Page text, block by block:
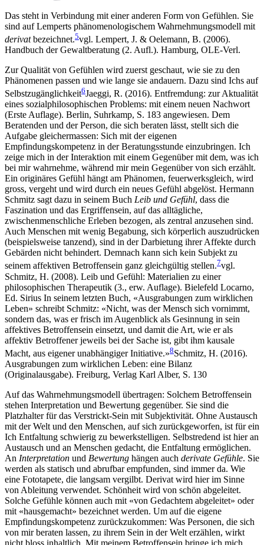
Das steht in Verbindung mit einer anderen Form von Gefühlen. Sie
sind auf Lemperts phänomenologischem Wahrnehmungsmodell mit
derivatbezeichnet.5vgl. Lempert, J. & Oelemann, B. (2006).
Handbuch der Gewaltberatung (2. Aufl.). Hamburg, OLE-Verl.
Zur Qualität von Gefühlen wird zuerst geschaut, wie sie zu den
Phänomenen passen und wie lange sie andauern. Dazu sind Ichs auf
Selbstzugänglichkeit6Jaeggi, R. (2016). Entfremdung: zur Aktualität
eines sozialphilosophischen Problems: mit einem neuen Nachwort
(Erste Auflage). Berlin, Suhrkamp, S. 183 angewiesen. Dem
Beratenden und der Person, die sich beraten lässt, stellt sich die
Aufgabe gleichermassen: Sich mit der eigenen
Empfindungskompetenz in der Beratungsstunde einzubringen. Ich
zeige mich in der Interaktion mit einem Gegenüber mit dem, was ich
bei mir wahrnehme, während mir mein Gegenüber von sich erzählt.
Ein originäres Gefühl hängt am Phänomen, feuerwerksgleich, wird
gross, vergeht und wird durch ein neues Gefühl abgelöst. Hermann
Schmitz sagt dazu in seinem Buch Leib und Gefühl, dass die
Faszination und das Ergriffensein, auf das alltägliche,
zwischenmenschliche Erleben bezogen, als zentral anzusehen sind.
Auch Menschen mit wenig Begabung, sich körperlich auszudrücken
(beispielsweise tanzend), sind in der Darbietung ihrer Affekte durch
Gebärden nicht behindert. Demnach kann sich kein Subjekt zu
seinem affektiven Betroffensein ganz gleichgültig stellen.7vgl.
Schmitz, H. (2008). Leib und Gefühl: Materialien zu einer
philosophischen Therapeutik (3., erw. Auflage). Bielefeld Locarno,
Ed. Sirius In seinem letzten Buch, «Ausgrabungen zum wirklichen
Leben» schreibt Schmitz: «Nicht, was der Mensch sich vornimmt,
sondern das, was er frisch im Augenblick als Gesinnung in sein
affektives Betroffensein einsetzt, und damit die Art, wie er als
affektiv Betroffener jeweils bei der Sache ist, gibt ihm kausale
Macht, aus eigener unabhängiger Initiative.»8Schmitz, H. (2016).
Ausgrabungen zum wirklichen Leben: eine Bilanz
(Originalausgabe). Freiburg, Verlag Karl Alber, S. 130
Auf das Wahrnehmungsmodell übertragen: Solchem Betroffensein
stehen Interpretation und Bewertung gegenüber. Sie sind die
Platzhalter für das Verstrickt-Sein mit Subjektivität. Ohne Austausch
mit der Welt und den Menschen, auf sich zurückgeworfen, ist für ein
Ich Entfaltung schwierig zu bewerkstelligen. Selbstredend ist hier an
Austausch und an Menschen gedacht, die Entfaltung ermöglichen.
An Interpretation und Bewertung hängen auch derivate Gefühle. Sie
werden als statisch und abrufbar empfunden, sind immer da. Wie
eine Fototapete, die langsam vergilbt. Derivat wird hier im Sinne
von Ableitung verwendet. Schönheit wird von schön abgeleitet.
Solche Gefühle können auch mit «von Gedachtem abgeleitet» oder
mit «hausgemacht» bezeichnet werden. Um auf die eigene
Empfindungskompetenz zurückzukommen: Was Personen, die sich
von mir beraten lassen, zu ihrem Sein in der Welt erzählen, wirkt
nicht bloss inhaltlich. Mit meinem Betroffensein bringe ich mich